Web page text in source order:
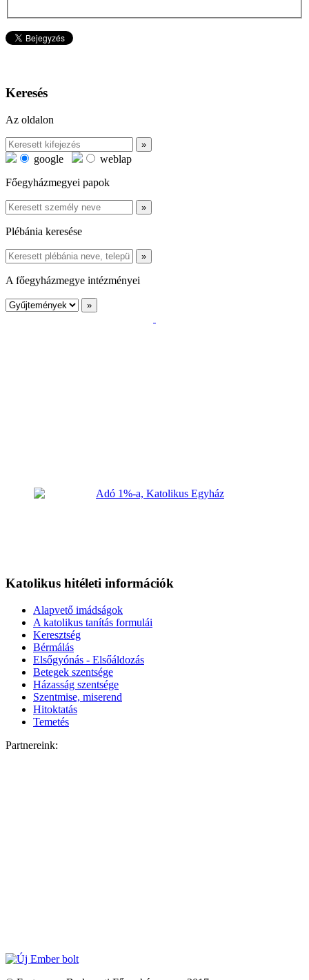
Keresés
Az oldalon
google
weblap
Főegyházmegyei papok
Plébánia keresése
A főegyházmegye intézményei
Katolikus hitéleti információk
Alapvető imádságok
A katolikus tanítás formulái
Keresztség
Bérmálás
Elsőgyónás - Elsőáldozás
Betegek szentsége
Házasság szentsége
Szentmise, miserend
Hitoktatás
Temetés
Partnereink: